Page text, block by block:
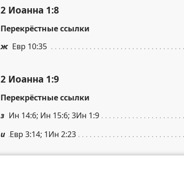
2 Иоанна 1:8
Перекрёстные ссылки
ж Евр 10:35
2 Иоанна 1:9
Перекрёстные ссылки
з Ин 14:6; Ин 15:6; 3Ин 1:9
и Евр 3:14; 1Ин 2:23